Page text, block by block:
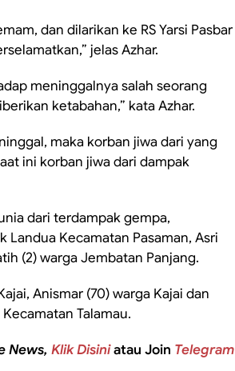
dan dilarikan ke RS Yarsi Pasbar
jelas Azhar.
meninggalnya salah seorang
ketabahan,” kata Azhar.
maka korban jiwa dari yang
ini korban jiwa dari dampak
dari terdampak gempa,
Landua Kecamatan Pasaman, Asri
(2) warga Jembatan Panjang.
Anismar (70) warga Kajai dan
Talamau.
News, Klik Disiniatau Join Telegram